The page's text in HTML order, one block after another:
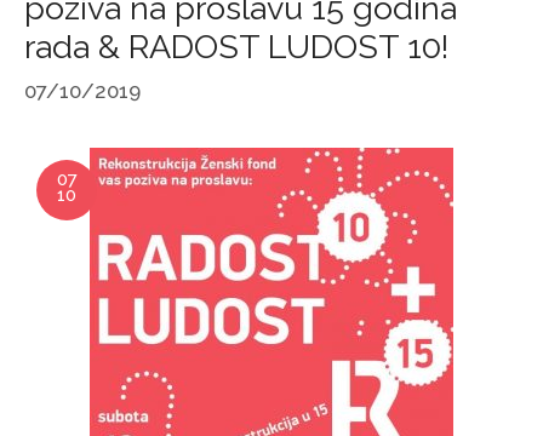
rada & RADOST LUDOST 10!
07/10/2019
07
10